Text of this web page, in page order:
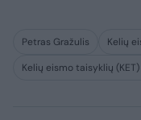
Petras Gražulis
Kelių
Kelių eismo taisyklių